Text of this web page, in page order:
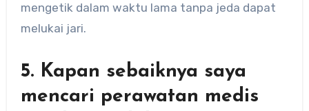
mengetik dalam waktu lama tanpa jeda dapat
melukai jari.
5. Kapan sebaiknya saya
mencari perawatan medis